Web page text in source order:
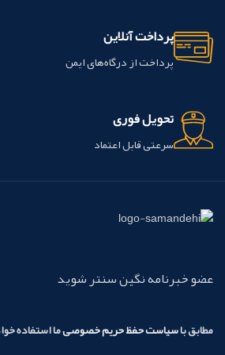
پرداخت آنلاین
پرداخت از درگاه‌های ایمن
تحویل فوری
سرعتی قابل اعتماد
عضو خبرنامه نگین سنتر شوید
مطابق باسیاست حفظ حریم خصوصیما استفاده